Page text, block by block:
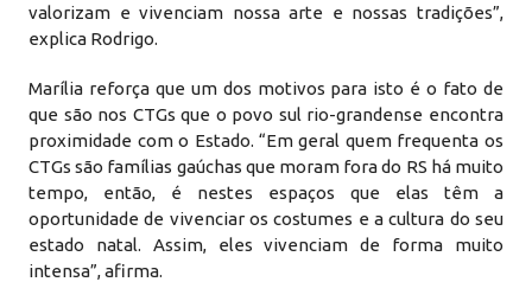
valorizam e vivenciam nossa arte e nossas tradições”,
explica Rodrigo.
Marília reforça que um dos motivos para isto é o fato de
que são nos CTGs que o povo sul rio-grandense encontra
proximidade com o Estado. “Em geral quem frequenta os
CTGs são famílias gaúchas que moram fora do RS há muito
tempo, então, é nestes espaços que elas têm a
oportunidade de vivenciar os costumes e a cultura do seu
estado natal. Assim, eles vivenciam de forma muito
intensa”, afirma.